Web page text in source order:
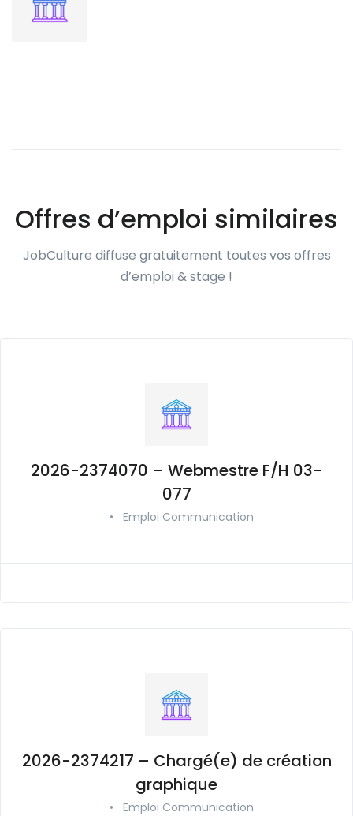
Offres d’emploi similaires
JobCulture diffuse gratuitement toutes vos offres
d’emploi & stage !
2026-2374070 – Webmestre F/H 03-
077
• Emploi Communication
2026-2374217 – Chargé(e) de création
graphique
• Emploi Communication